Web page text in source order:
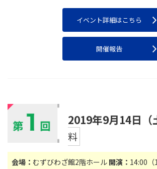
イベント詳細はこちら
開催報告
2019年9月14日（
料
会場： むずびわざ館2階ホール 開演： 14:00